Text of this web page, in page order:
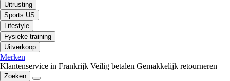
Uitrusting
Sports US
Lifestyle
Fysieke training
Uitverkoop
Merken
Klantenservice in Frankrijk Veilig betalen Gemakkelijk retourneren
Zoeken